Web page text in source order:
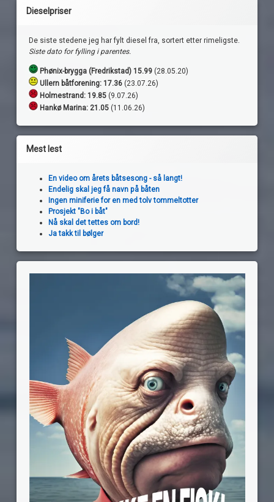
Dieselpriser
De siste stedene jeg har fylt diesel fra, sortert etter rimeligste.
Siste dato for fylling i parentes.
Phønix-brygga (Fredrikstad) 15.99 (28.05.20)
Ullern båtforening: 17.36 (23.07.26)
Holmestrand: 19.85 (9.07.26)
Hankø Marina: 21.05 (11.06.26)
Mest lest
En video om årets båtsesong - så langt!
Endelig skal jeg få navn på båten
Ingen miniferie for en med tolv tommeltotter
Prosjekt "Bo i båt"
Nå skal det tettes om bord!
Ja takk til bølger